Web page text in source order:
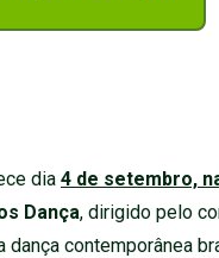
dia 4 de setembro,
Dança, dirigido pelo
contemporânea